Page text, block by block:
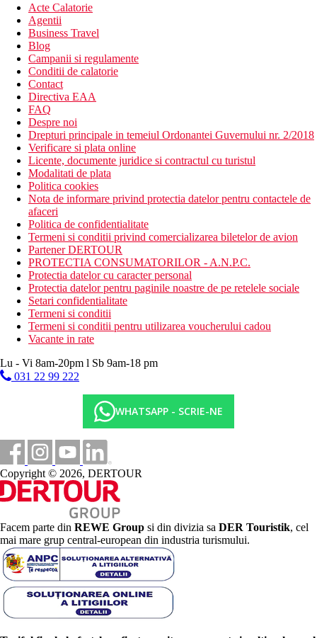
Acte Calatorie
Agentii
Business Travel
Blog
Campanii si regulamente
Conditii de calatorie
Contact
Directiva EAA
FAQ
Despre noi
Drepturi principale in temeiul Ordonantei Guvernului nr. 2/2018
Verificare si plata online
Licente, documente juridice si contractul cu turistul
Modalitati de plata
Politica cookies
Nota de informare privind protectia datelor pentru contactele de
afaceri
Politica de confidentialitate
Termeni si conditii privind comercializarea biletelor de avion
Partener DERTOUR
PROTECTIA CONSUMATORILOR - A.N.P.C.
Protectia datelor cu caracter personal
Protectia datelor pentru paginile noastre de pe retelele sociale
Setari confidentialitate
Termeni si conditii
Termeni si conditii pentru utilizarea voucherului cadou
Vacante in rate
Lu - Vi 8am-20pm l Sb 9am-18 pm
031 22 99 222
WHATSAPP - SCRIE-NE
Copyright © 2026, DERTOUR
Facem parte din REWE Group si din divizia sa DER Touristik, cel
mai mare grup central-european din industria turismului.